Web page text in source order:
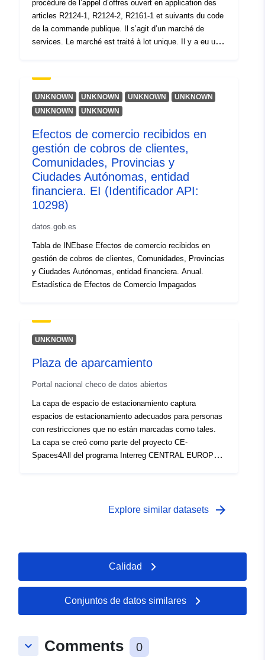
25BD3F71502C@canton-
du-jura
http://data.europa.eu/88u/dataset/
Periodicidad de
acumulación:
unknown
procédure de l’appel d’offres ouvert en application des
articles R2124-1, R2124-2, R2161-1 et suivants du code
de la commande publique. Il s’agit d’un marché de
services. Le marché est traité à lot unique. Il y a eu une
UNKNOWN UNKNOWN UNKNOWN
UNKNOWN
UNKNOWN
UNKNOWN
Efectos de comercio recibidos en
gestión de cobros de clientes,
Comunidades, Provincias y
Ciudades Autónomas, entidad
financiera. EI (Identificador API:
10298)
datos.gob.es
Tabla de INEbase Efectos de comercio recibidos en
gestión de cobros de clientes, Comunidades, Provincias
y Ciudades Autónomas, entidad financiera. Anual.
Estadística de Efectos de Comercio Impagados
UNKNOWN
Plaza de aparcamiento
Portal nacional checo de datos abiertos
La capa de espacio de estacionamiento captura
espacios de estacionamiento adecuados para personas
con restricciones que no están marcadas como tales.
La capa se creó como parte del proyecto CE-
Spaces4All del programa Interreg CENTRAL EUROPE
(número de registro del proyecto: CE0100331)
Explore similar datasets arrow_forward
Calidad
Conjuntos de datos similares
keyboard_arrow_down Comments 0